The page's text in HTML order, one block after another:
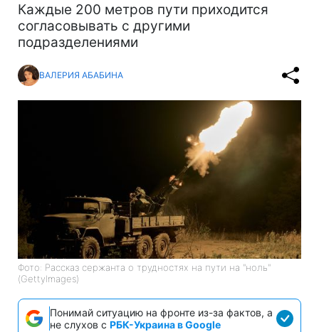
Каждые 200 метров пути приходится
согласовывать с другими
подразделениями
ВАЛЕРИЯ АБАБИНА
Фото: Рассказ сержанта о трудностях на пути на "ноль"
(GettyImages)
Понимай ситуацию на фронте из-за фактов, а
не слухов с РБК-Украина в Google